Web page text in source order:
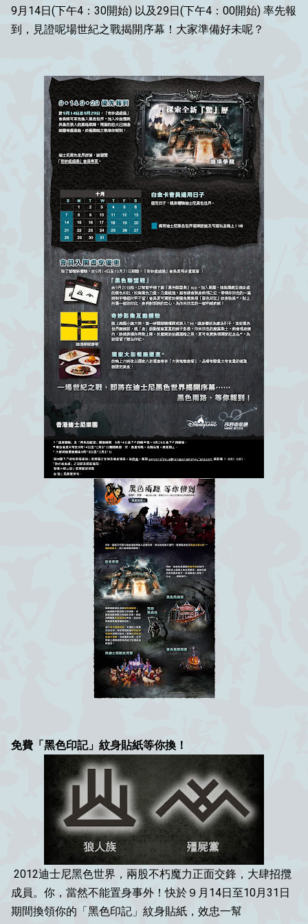
9月14日(下午4：30開始) 以及29日(下午4：00開始) 率先報
到，見證呢場世紀之戰揭開序幕！大家準備好未呢？
免費「黑色印記」紋身貼紙等你換！
2012迪士尼黑色世界，兩股不朽魔力正面交鋒，大肆招攬
成員。你，當然不能置身事外！快於９月14日至10月31日
期間換領你的「黑色印記」紋身貼紙，效忠一幫